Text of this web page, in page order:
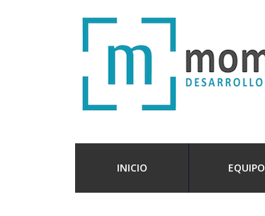
INICIO EQUIPO